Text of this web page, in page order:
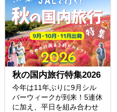
秋の国内旅行特集2026
今年は11年ぶりに9月シル
バーウィークが到来！5連休
に加え、平日を組み合わせ